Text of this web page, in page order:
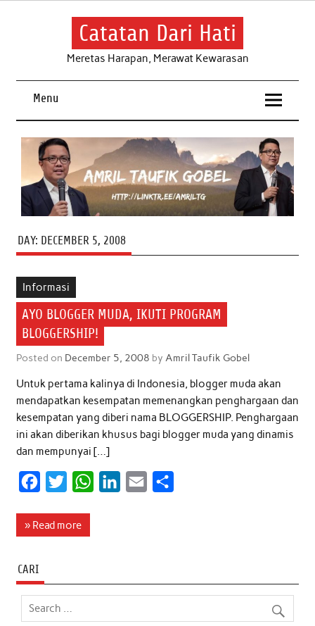
Skip
Catatan Dari Hati
Meretas Harapan, Merawat Kewarasan
Menu
DAY: DECEMBER 5, 2008
Informasi
AYO BLOGGER MUDA, IKUTI PROGRAM
BLOGGERSHIP!
Posted on December 5, 2008 by Amril Taufik Gobel
Untuk pertama kalinya di Indonesia, blogger muda akan
mendapatkan kesempatan memenangkan penghargaan dan
kesempatan yang diberi nama BLOGGERSHIP. Penghargaan
ini akan diberikan khusus bagi blogger muda yang dinamis
dan mempunyai […]
c
o
o
i
e
W
A
d
» Read more
CARI